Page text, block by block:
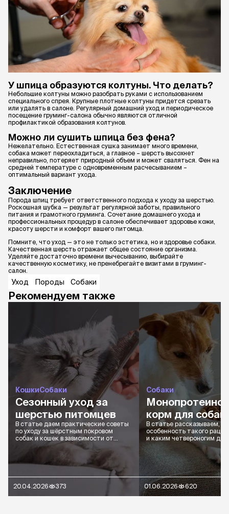
У шпица образуются колтуны. Что делать?
Небольшие колтуны можно разобрать руками с использованием
специального спрея. Крупные плотные колтуны придется срезать
или удалять в салоне. Регулярный домашний уход и периодическое
посещение груминг-салона обычно являются отличной
профилактикой образования колтунов.
Можно ли сушить шпица без фена?
Нежелательно. Естественная сушка занимает много времени,
собака может переохладиться, а главное – шерсть высохнет
неправильно, потеряет природный объем и может сваляться. Фен на
средней температуре с одновременным расчесыванием –
оптимальный вариант ухода.
Заключение
Порода шпиц требует ответственного подхода к уходу за шерстью.
Роскошная шубка — результат регулярной заботы, правильного
питания и грамотного груминга. Сочетание домашнего ухода и
профессиональных процедур в салоне обеспечивает здоровье кожи,
красоту шерсти и комфорт вашего питомца.
Помните, что уход — это не только эстетика, но и здоровье собаки.
Качественная шерсть отражает общее состояние организма.
Уделяйте достаточно времени вычесыванию, выбирайте
качественную косметику, не пренебрегайте визитами в груминг-
салон.
Уход Породы Собаки
Рекомендуем также
КошкиСобаки
Сезонный уход за
шерстью питомцев
В статье даем практические советы
по уходу за шёрстным покровом
собак и кошек в зависимости от
20.04.2026 373
Собаки
корм для собак
В статье рассказываем, в
особенность такого
и каким четвероногим
подходит
01.06.2026 620